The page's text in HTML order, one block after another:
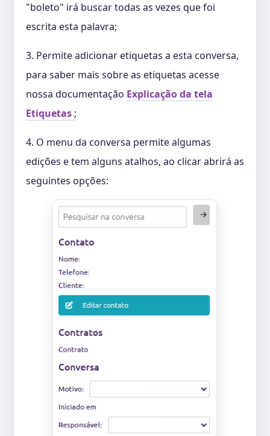
"boleto" irá buscar todas as vezes que foi
escrita esta palavra;
3. Permite adicionar etiquetas a esta conversa,
para saber mais sobre as etiquetas acesse
nossa documentação Explicação da tela
Etiquetas;
4. O menu da conversa permite algumas
edições e tem alguns atalhos, ao clicar abrirá as
seguintes opções: